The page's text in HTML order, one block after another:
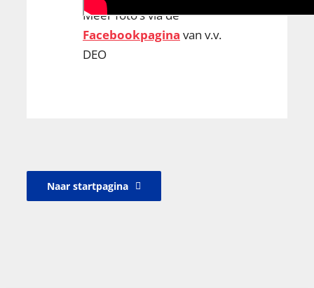
Meer foto’s via de
Facebookpagina van v.v.
DEO
Naar startpagina